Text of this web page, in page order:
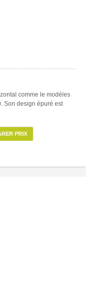
comme le modèles
Son design épuré est
PRIX